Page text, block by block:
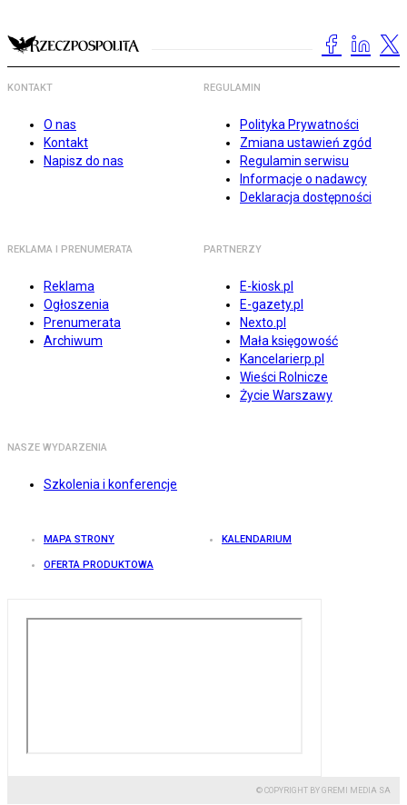
KONTAKT
O nas
Kontakt
Napisz do nas
REGULAMIN
Polityka Prywatności
Zmiana ustawień zgód
Regulamin serwisu
Informacje o nadawcy
Deklaracja dostępności
REKLAMA I PRENUMERATA
Reklama
Ogłoszenia
Prenumerata
Archiwum
PARTNERZY
E-kiosk.pl
E-gazety.pl
Nexto.pl
Mała księgowość
Kancelarierp.pl
Wieści Rolnicze
Życie Warszawy
NASZE WYDARZENIA
Szkolenia i konferencje
MAPA STRONY KALENDARIUM
OFERTA PRODUKTOWA
© COPYRIGHT BY GREMI MEDIA SA